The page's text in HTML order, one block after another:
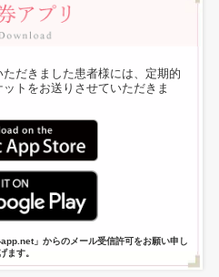
だきました患者様には、定期的
トをお送りさせていただきま
」からのメール受信許可をお願い申し
ます。